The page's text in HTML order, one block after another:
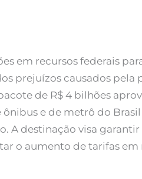
em recursos federais
prejuízos causados pela
de R$ 4 bilhões
ônibus e de metrô do
A destinação visa garantir
o aumento de tarifas em